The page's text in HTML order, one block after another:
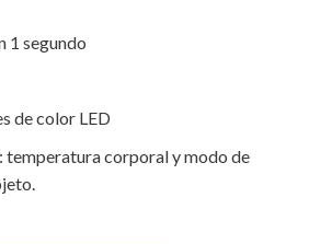
1 segundo
de color LED
temperatura corporal y modo de